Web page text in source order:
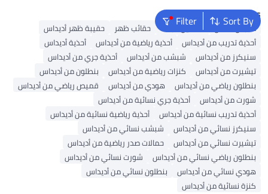
Sort By
FilterPopular Searches
ملابس اطفال فساتين للبنات حقائب ظهر
حقيبة ظهر أديداس
أحذية تدريب من أديداس
أحذية رياضية من أديداس
أحذية أديداس
سنيكرز من أديداس
شبشب من أديداس
أحذية جري من أديداس
تيشيرت من أديداس
كنزات رياضية من أديداس
بنطلون من أديداس
بنطلون رياضي من أديداس
هودي من أديداس
قميص رياضي من أديداس
شورت من أديداس
أحذية جري نسائية من أديداس
أحذية تدريب نسائية من أديداس
أحذية رياضية نسائية من أديداس
سنيكرز نسائي من أديداس
شبشب نسائي من أديداس
تيشيرت نسائي من أديداس
حمالات صدر رياضية من أديداس
بنطلون رياضي نسائي من أديداس
شورت نسائي من أديداس
هودي نسائي من أديداس
بنطلون نسائي من أديداس
كنزة نسائية من أديداس